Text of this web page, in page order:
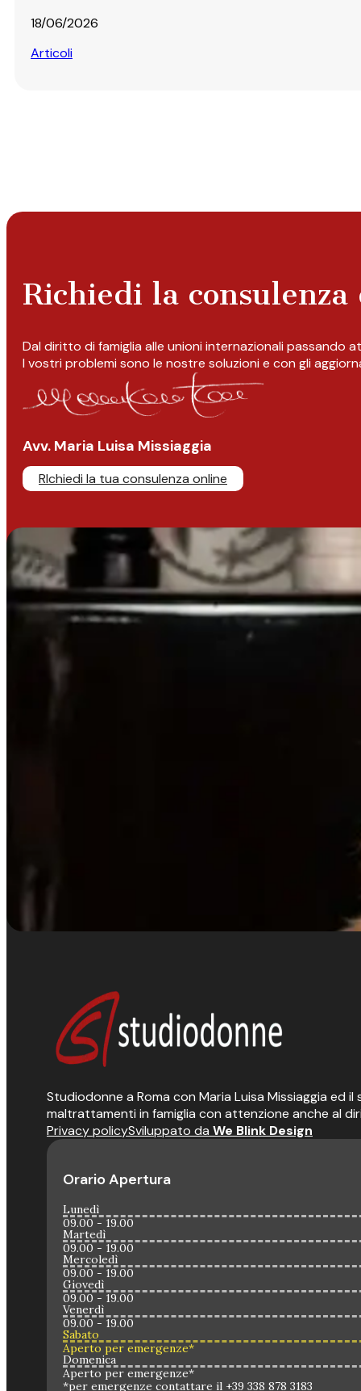
18/06/2026
Articoli
Richiedi la
Dal diritto di famiglia alle unioni internazionali passando
I vostri problemi sono le nostre soluzioni e con gli
Avv. Maria Luisa Missiaggia
RIchiedi la tua consulenza online
Studiodonne a Roma con Maria Luisa Missiaggia ed
maltrattamenti in famiglia con attenzione anche al
Privacy policySviluppato da We Blink Design
Orario Apertura
Lunedì
09.00 - 19.00
Martedì
09.00 - 19.00
Mercoledì
09.00 - 19.00
Giovedì
09.00 - 19.00
Venerdì
09.00 - 19.00
Sabato
Aperto per emergenze*
Domenica
Aperto per emergenze*
*per emergenze contattare il +39 338 878 3183